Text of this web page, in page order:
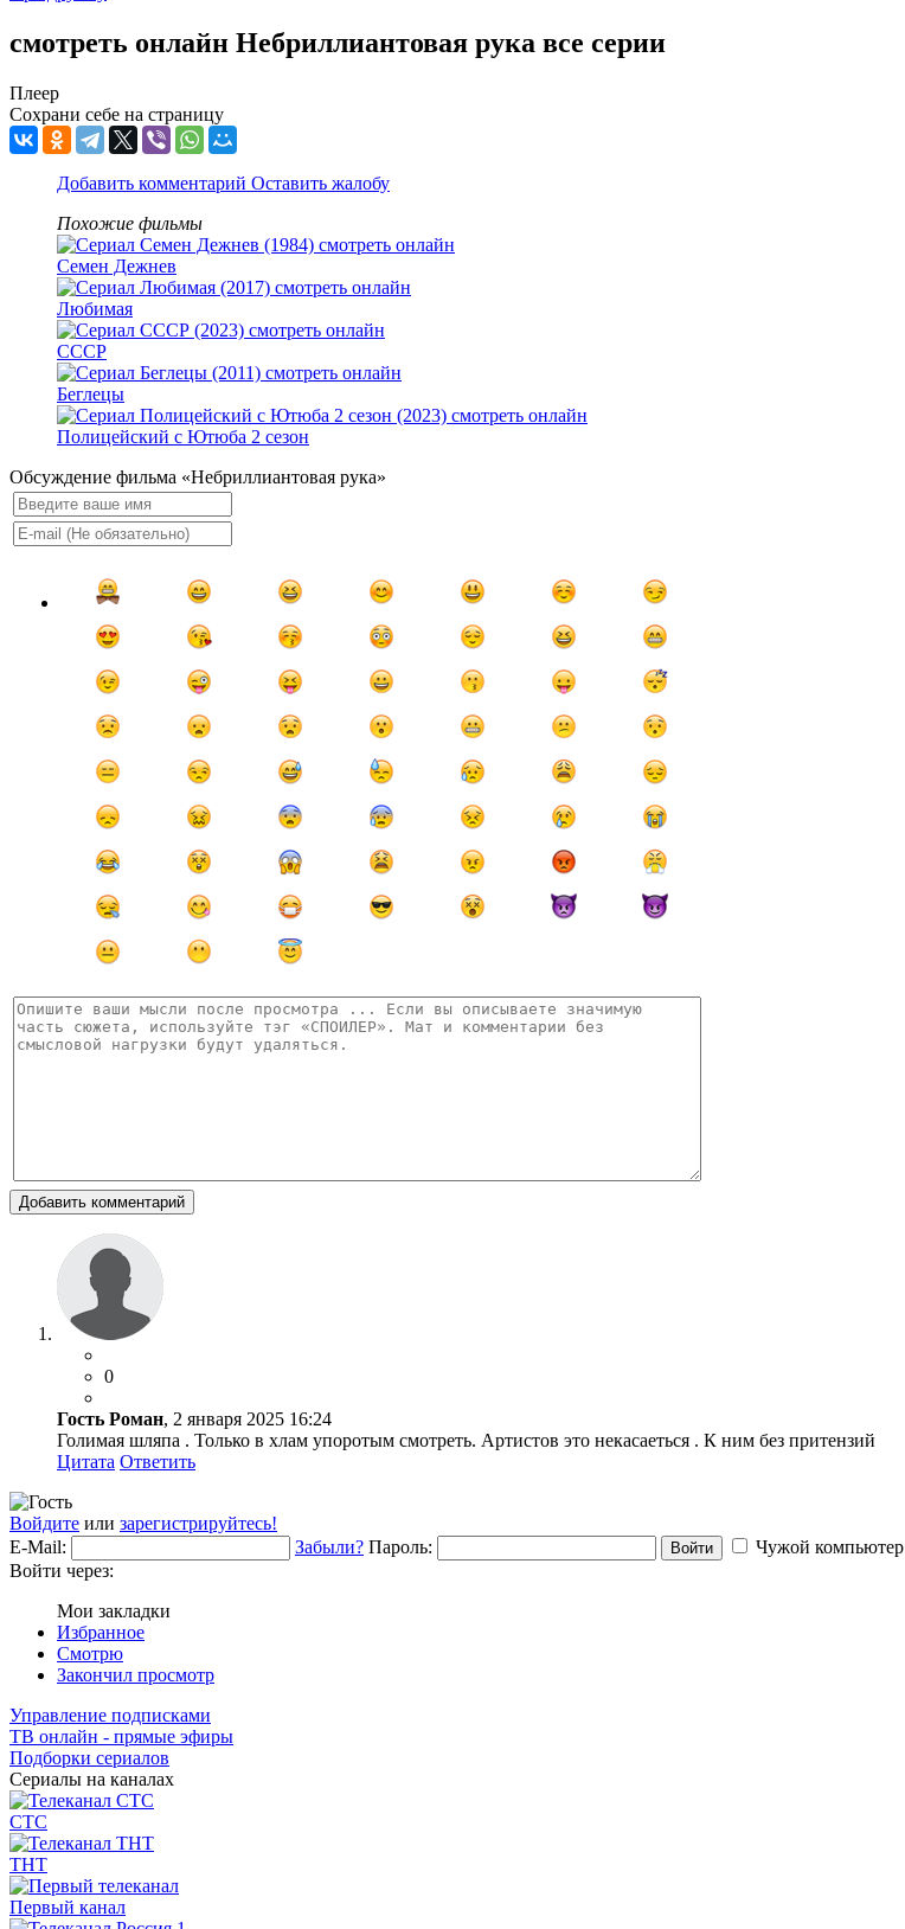
смотреть онлайн Небриллиантовая рука все серии
Плеер
Сохрани себе на страницу
Добавить комментарий Оставить жалобу
Похожие фильмы
Семен Дежнев
Любимая
СССР
Беглецы
Полицейский с Ютюба 2 сезон
Обсуждение фильма «Небриллиантовая рука»
Добавить комментарий
0
Гость Роман, 2 января 2025 16:24
Голимая шляпа . Только в хлам упоротым смотреть. Артистов это некасаеться . К ним без притензий
Цитата Ответить
Войдите или зарегистрируйтесь!
E-Mail:
Забыли? Пароль: Войти
Чужой компьютер
Войти через:
Мои закладки
Избранное
Смотрю
Закончил просмотр
Управление подписками
ТВ онлайн - прямые эфиры
Подборки сериалов
Сериалы на каналах
СТС
ТНТ
Первый канал